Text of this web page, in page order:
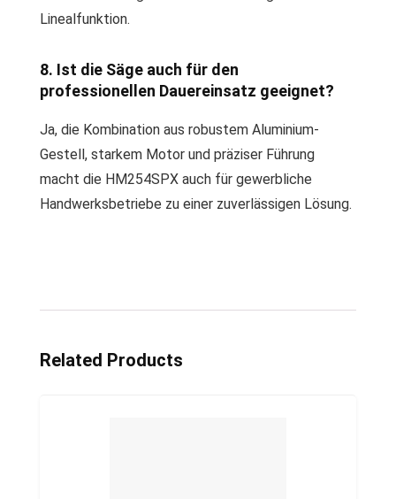
Linealfunktion.
8. Ist die Säge auch für den
professionellen Dauereinsatz geeignet?
Ja, die Kombination aus robustem Aluminium-
Gestell, starkem Motor und präziser Führung
macht die HM254SPX auch für gewerbliche
Handwerksbetriebe zu einer zuverlässigen Lösung.
Related Products